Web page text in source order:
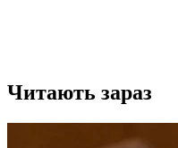
Читають зараз